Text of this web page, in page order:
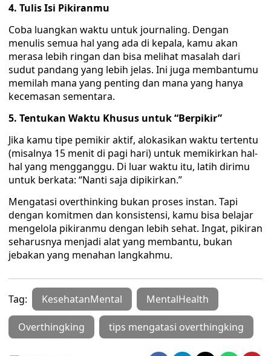
4. Tulis Isi Pikiranmu
Coba luangkan waktu untuk journaling. Dengan
menulis semua hal yang ada di kepala, kamu akan
merasa lebih ringan dan bisa melihat masalah dari
sudut pandang yang lebih jelas. Ini juga membantumu
memilah mana yang penting dan mana yang hanya
kecemasan sementara.
5. Tentukan Waktu Khusus untuk “Berpikir”
Jika kamu tipe pemikir aktif, alokasikan waktu tertentu
(misalnya 15 menit di pagi hari) untuk memikirkan hal-
hal yang mengganggu. Di luar waktu itu, latih dirimu
untuk berkata: “Nanti saja dipikirkan.”
Mengatasi overthinking bukan proses instan. Tapi
dengan komitmen dan konsistensi, kamu bisa belajar
mengelola pikiranmu dengan lebih sehat. Ingat, pikiran
seharusnya menjadi alat yang membantu, bukan
jebakan yang menahan langkahmu.
Tag: KesehatanMental MentalHealth
Overthingking tips mengatasi overthingking